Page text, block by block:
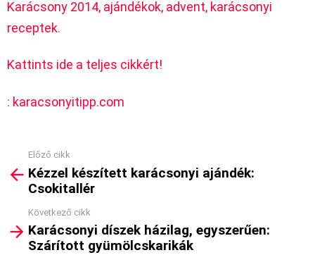
Karácsony 2014, ajándékok, advent, karácsonyi
receptek.
Kattints ide a teljes cikkért!
: karacsonyitipp.com
more
Előző cikk
Kézzel készített karácsonyi ajándék:
Csokitallér
Következő cikk
Karácsonyi díszek házilag, egyszerűen:
Szárított gyümölcskarikák